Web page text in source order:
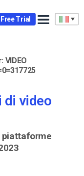
Free Trial
VIDEO
di video
piattaforme